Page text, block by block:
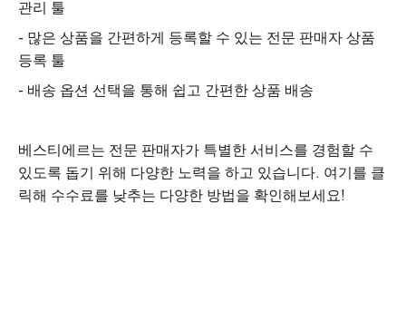
관리 툴
- 많은 상품을 간편하게 등록할 수 있는 전문 판매자 상품
등록 툴
- 배송 옵션 선택을 통해 쉽고 간편한 상품 배송
베스티에르는 전문 판매자가 특별한 서비스를 경험할 수
있도록 돕기 위해 다양한 노력을 하고 있습니다. 여기를 클
릭해 수수료를 낮추는 다양한 방법을 확인해보세요!